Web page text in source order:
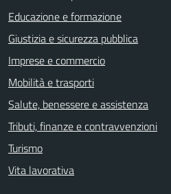
Educazione e formazione
Giustizia e sicurezza pubblica
Imprese e commercio
Mobilità e trasporti
Salute, benessere e assistenza
Tributi, finanze e contravvenzioni
Turismo
Vita lavorativa